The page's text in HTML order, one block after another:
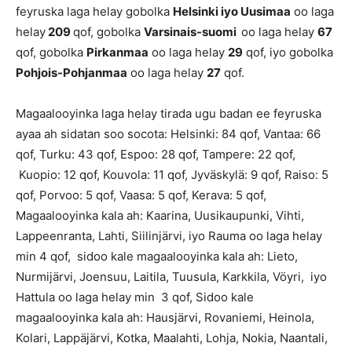
feyruska laga helay gobolka Helsinki iyo Uusimaa oo laga
helay209qof, gobolka Varsinais-suomi oo laga helay 67
qof, gobolka Pirkanmaa oo laga helay 29 qof, iyo gobolka
Pohjois-Pohjanmaa oo laga helay 27 qof.
Magaalooyinka laga helay tirada ugu badan ee feyruska
ayaa ah sidatan soo socota: Helsinki: 84 qof, Vantaa: 66
qof, Turku: 43 qof, Espoo: 28 qof, Tampere: 22 qof,
Kuopio: 12 qof, Kouvola: 11 qof, Jyväskylä: 9 qof, Raiso: 5
qof, Porvoo: 5 qof, Vaasa: 5 qof, Kerava: 5 qof,
Magaalooyinka kala ah: Kaarina, Uusikaupunki, Vihti,
Lappeenranta, Lahti, Siilinjärvi, iyo Rauma oo laga helay
min 4 qof, sidoo kale magaalooyinka kala ah: Lieto,
Nurmijärvi, Joensuu, Laitila, Tuusula, Karkkila, Vöyri, iyo
Hattula oo laga helay min 3 qof, Sidoo kale
magaalooyinka kala ah: Hausjärvi, Rovaniemi, Heinola,
Kolari, Lappäjärvi, Kotka, Maalahti, Lohja, Nokia, Naantali,